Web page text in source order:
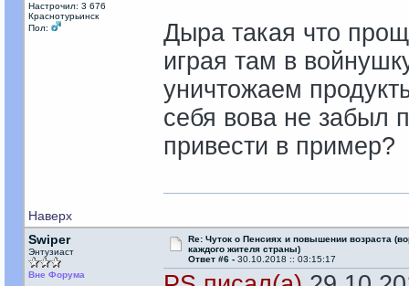
Настрочил: 3 676
Краснотурьинск
Пол:
Дыра такая что
играя там в
уничтожаем
себя вова не забыл
привести в пример?
Наверх
Swiper
Энтузиаст
Вне Форума
Re: Чуток о Пенсиях и повышении возраста
каждого жителя страны)
Ответ #6 - 30.10.2018 :: 03:15:17